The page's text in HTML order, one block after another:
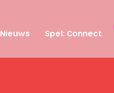
Nieuws Spel: Connect